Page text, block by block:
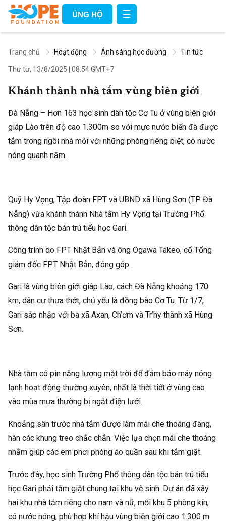
ỦNG HỘ ☰
Trang chủ Hoạt động Ánh sáng học đường Tin tức
Thứ tư, 13/8/2025 08:54 GMT+7
Khánh thành nhà tắm vùng biên giới
Đà Nẵng – Hơn 163 học sinh dân tộc Cơ Tu ở vùng biên giới
giáp Lào trên độ cao 1.300m so với mực nước biển đã được
tắm trong ngôi nhà mới với những phòng riêng biệt, có nước
nóng quanh năm.
Quỹ Hy Vọng, Tập đoàn FPT và UBND xã Hùng Sơn (TP Đà
Nẵng) vừa khánh thành Nhà tắm Hy Vọng tại Trường Phổ
thông dân tộc bán trú tiểu học Gari.
Công trình do FPT Nhật Bản và ông Ogawa Takeo, cố Tổng
giám đốc FPT Nhật Bản, đóng góp.
Gari là vùng biên giới giáp Lào, cách Đà Nẵng khoảng 170
km, dân cư thưa thớt, chủ yếu là đồng bào Cơ Tu. Từ 1/7,
Gari sáp nhập với ba xã Axan, Ch’ơm và Tr’hy thành xã Hùng
Sơn.
Nhà tắm có pin năng lượng mặt trời để đảm bảo máy nóng
lạnh hoạt động thường xuyên, nhất là thời tiết ở vùng cao
vào mùa mưa thường bị ngắt điện lưới.
Khoảng sân trước nhà tắm được làm mái che thoáng đãng,
hàn các khung treo chắc chắn. Việc lựa chọn mái che thoáng
nhằm giúp các em phơi phóng áo quần sau khi tắm giặt.
Trước đây, học sinh Trường Phổ thông dân tộc bán trú tiểu
học Gari phải tắm giặt chung tại khu vệ sinh. Dự án đã xây
hai khu nhà tắm riêng cho nam và nữ, mỗi khu 5 phòng kín,
có nước nóng, phù hợp khí hậu vùng biên giới cao 1.300 m